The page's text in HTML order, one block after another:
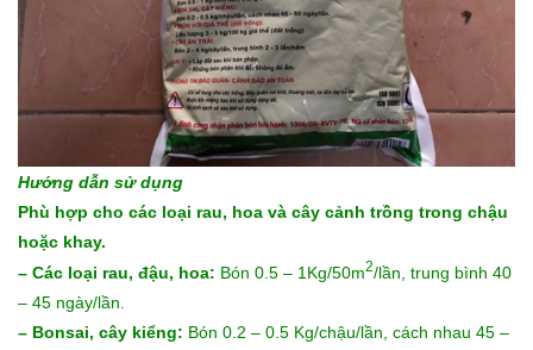
Hướng dẫn sử dụng
Phù hợp cho các loại rau, hoa và cây cảnh trồng trong chậu
hoặc khay.
– Các loại rau, đậu, hoa: Bón 0.5 – 1Kg/50m2/lần, trung bình 40
– 45 ngày/lần.
– Bonsai, cây kiểng: Bón 0.2 – 0.5 Kg/chậu/lần, cách nhau 45 –